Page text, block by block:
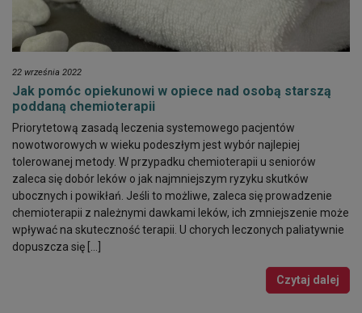
22 września 2022
Jak pomóc opiekunowi w opiece nad osobą starszą
poddaną chemioterapii
Priorytetową zasadą leczenia systemowego pacjentów
nowotworowych w wieku podeszłym jest wybór najlepiej
tolerowanej metody. W przypadku chemioterapii u seniorów
zaleca się dobór leków o jak najmniejszym ryzyku skutków
ubocznych i powikłań. Jeśli to możliwe, zaleca się prowadzenie
chemioterapii z należnymi dawkami leków, ich zmniejszenie może
wpływać na skuteczność terapii. U chorych leczonych paliatywnie
dopuszcza się […]
Czytaj dalej